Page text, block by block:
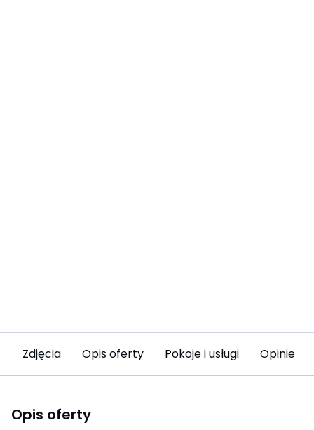
Zdjęcia Opis oferty Pokoje i usługi Opinie
Opis oferty